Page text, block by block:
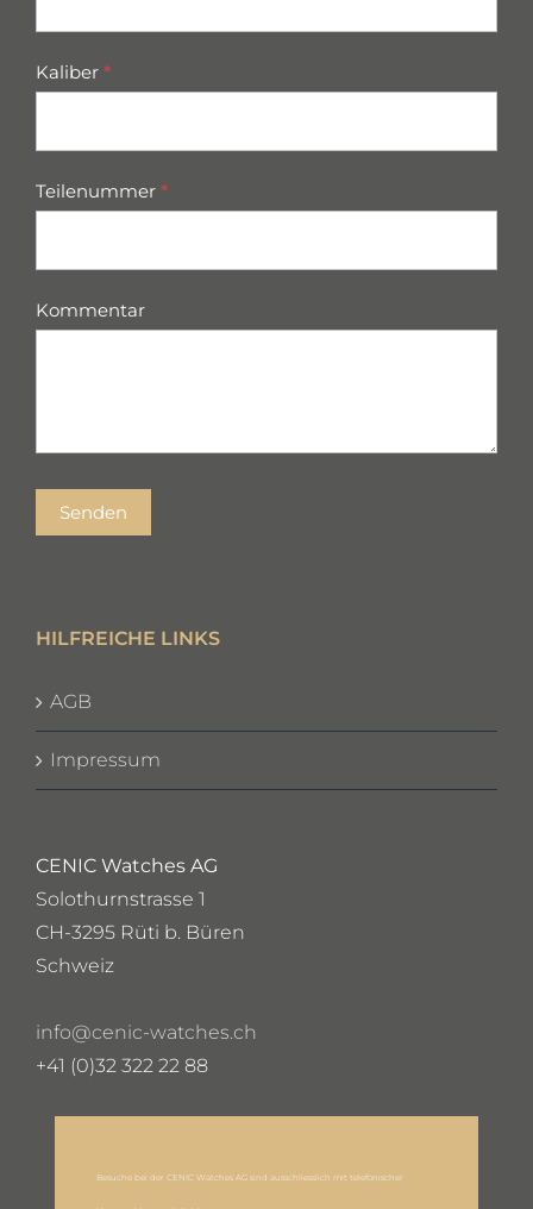
Kaliber *
Teilenummer *
Kommentar
Senden
HILFREICHE LINKS
AGB
Impressum
CENIC Watches AG
Solothurnstrasse 1
CH-3295 Rüti b. Büren
Schweiz
info@cenic-watches.ch
+41 (0)32 322 22 88
Besuche bei der CENIC Watches AG sind ausschliesslich mit telefonischer